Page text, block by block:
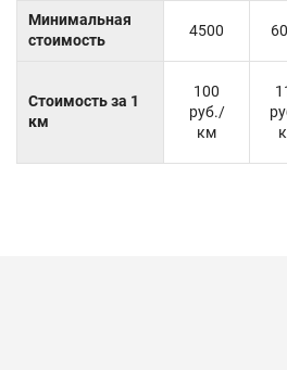
Минимальная
стоимость
4500
Стоимость за 1
км
100
руб./
км